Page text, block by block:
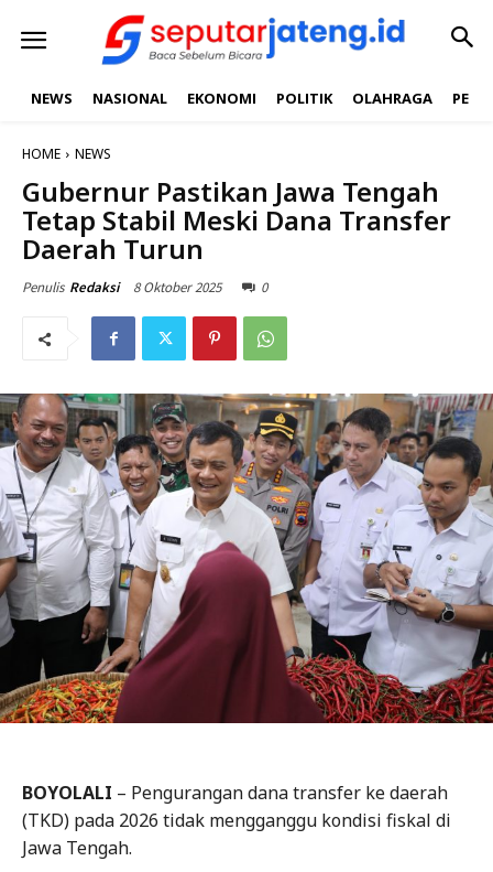
NEWS NASIONAL EKONOMI POLITIK OLAHRAGA
HOME NEWS
Gubernur Pastikan Jawa Tengah
Tetap Stabil Meski Dana Transfer
Daerah Turun
Penulis Redaksi 8 Oktober 2025 0
BOYOLALI – Pengurangan dana transfer ke daerah
(TKD) pada 2026 tidak mengganggu kondisi fiskal di
Jawa Tengah.